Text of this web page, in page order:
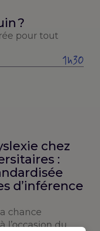
?
pour tout
1h30
chez
:
d’inférence
chance
l’occasion du